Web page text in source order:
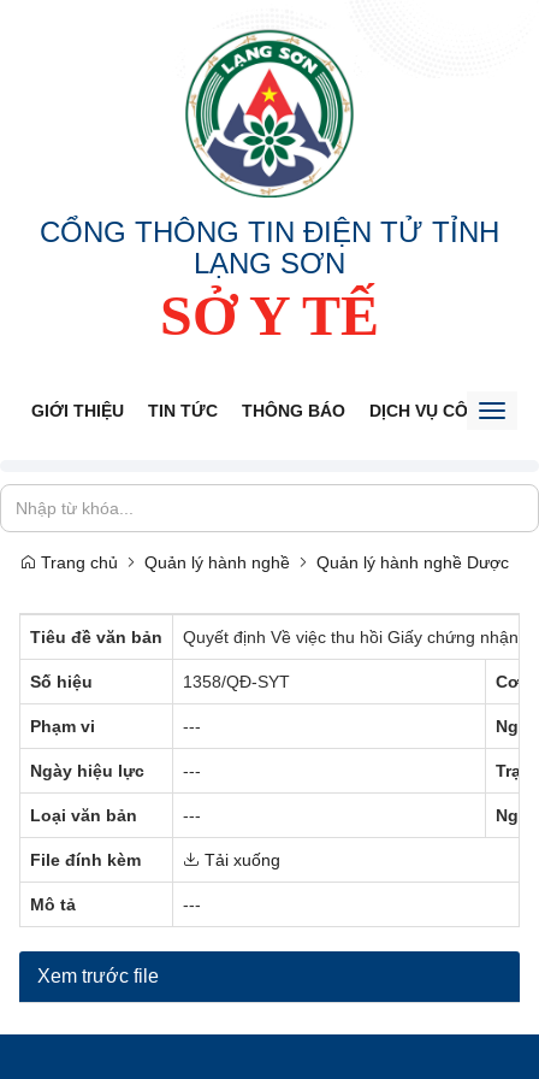
CỔNG THÔNG TIN ĐIỆN TỬ TỈNH
LẠNG SƠN
SỞ Y TẾ
GIỚI THIỆU TIN TỨC THÔNG BÁO DỊCH VỤ CÔNG
Trang chủ Quản lý hành nghề Quản lý hành nghề Dược
Tiêu đề văn bản Quyết định Về việc thu hồi Giấy chứng nhận
Số hiệu 1358/QĐ-SYT Cơ
Phạm vi ---
Ngày hiệu lực ---
Loại văn bản ---
File đính kèm Tải xuống
Mô tả ---
Xem trước file